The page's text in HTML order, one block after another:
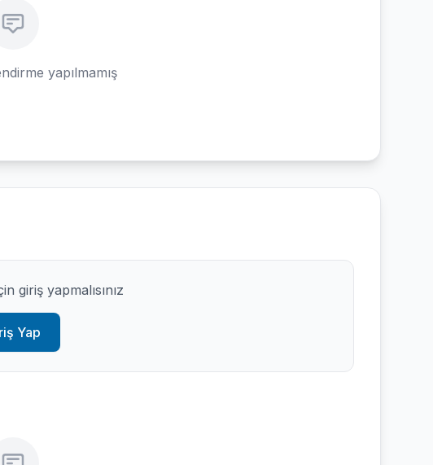
yapılmamış
giriş yapmalısınız
Yap